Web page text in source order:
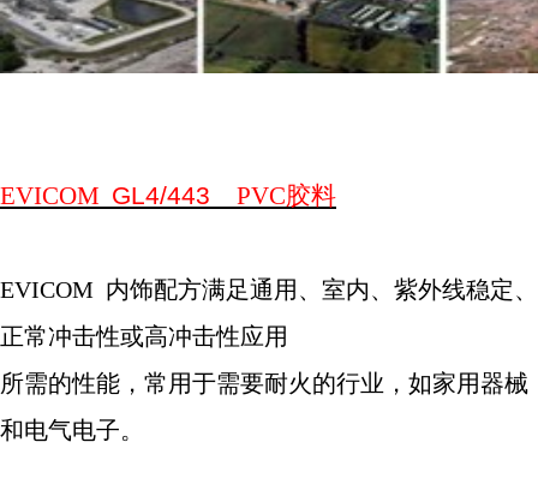
EVICOM GL4/443 PVC胶料
EVICOM 内饰配方满足通用、室内、紫外线稳定、
正常冲击性或高冲击性应用
所需的性能，常用于需要耐火的行业，如家用器械
和电气电子。